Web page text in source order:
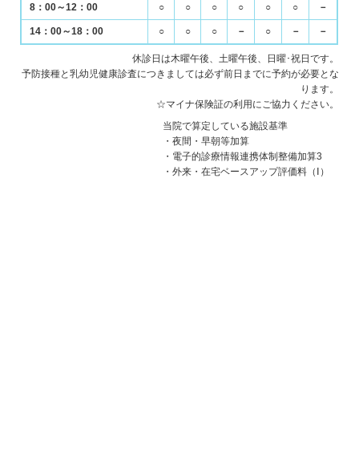
8：00～12：00 ○ ○ ○ ○ ○ ○ －
14：00～18：00 ○ ○ ○ － ○ － －
休診日は木曜午後、土曜午後、日曜･祝日です。
予防接種と乳幼児健康診査につきましては必ず前日までに予約が必要とな
ります。
☆マイナ保険証の利用にご協力ください。
当院で算定している施設基準
・夜間・早朝等加算
・電子的診療情報連携体制整備加算3
・外来・在宅ベースアップ評価料（Ⅰ）